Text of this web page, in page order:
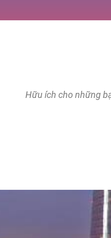
Hữu ích cho những